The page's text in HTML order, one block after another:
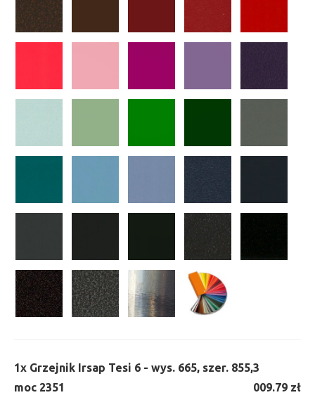
1x Grzejnik Irsap Tesi 6 - wys. 665, szer. 855,
moc 2351
3
009.79 zł